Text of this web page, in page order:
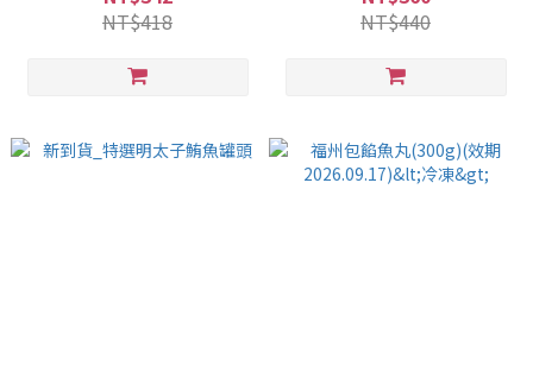
NT$418
NT$440